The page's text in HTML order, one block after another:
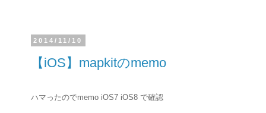
2014/11/10
【iOS】mapkitのmemo
ハマったのでmemo iOS7 iOS8 で確認